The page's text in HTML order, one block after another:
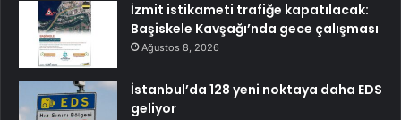
İzmit istikameti trafiğe kapatılacak:
Başiskele Kavşağı’nda gece çalışması
Ağustos 8, 2026
İstanbul’da 128 yeni noktaya daha EDS
geliyor